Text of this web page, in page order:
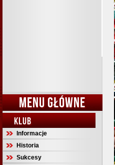
MENU GŁÓWNE
KLUB
Informacje
Historia
Sukcesy